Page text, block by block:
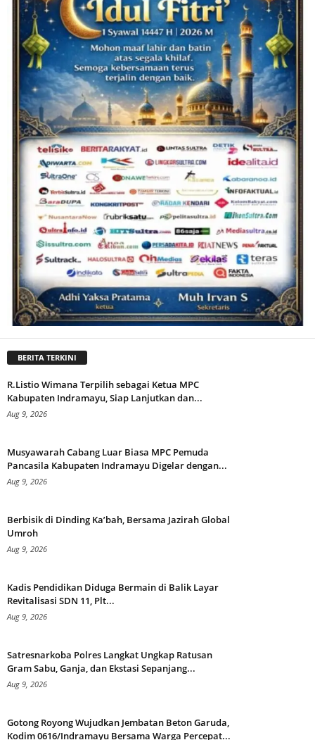
BERITA TERKINI
R.Listio Wimana Terpilih sebagai Ketua MPC
Kabupaten Indramayu, Siap Lanjutkan dan...
Aug 9, 2026
Musyawarah Cabang Luar Biasa MPC Pemuda
Pancasila Kabupaten Indramayu Digelar dengan...
Aug 9, 2026
Berbisik di Dinding Ka’bah, Bersama Jazirah Global
Umroh
Aug 9, 2026
Kadis Pendidikan Diduga Bermain di Balik Layar
Revitalisasi SDN 11, Plt...
Aug 9, 2026
Satresnarkoba Polres Langkat Ungkap Ratusan
Gram Sabu, Ganja, dan Ekstasi Sepanjang...
Aug 9, 2026
Gotong Royong Wujudkan Jembatan Beton Garuda,
Kodim 0616/Indramayu Bersama Warga Percepat...